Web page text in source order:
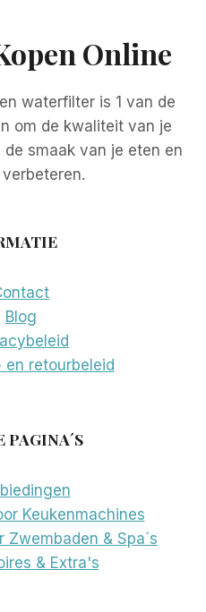
Online
waterfilter is 1 van de
om de kwaliteit van je
smaak van je eten en
Blog
en retourbeleid
PAGINA´S
Keukenmachines
& Spa´s
& Extra's